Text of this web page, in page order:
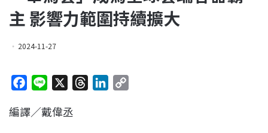
主 影響力範圍持續擴大
2024-11-27
c
n
編譯／戴偉丞